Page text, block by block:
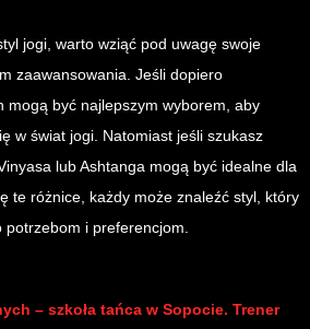
jogi, warto wziąć pod uwagę swoje
zaawansowania. Jeśli dopiero
mogą być najlepszym wyborem, aby
w świat jogi. Natomiast jeśli szukasz
lub Ashtanga mogą być idealne dla
te różnice, każdy może znaleźć styl, który
i preferencjom.
– szkoła tańca w Sopocie. Trener